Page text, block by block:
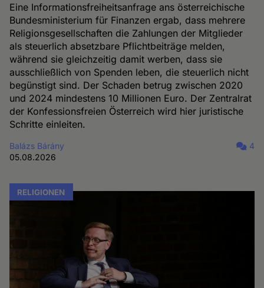
Eine Informationsfreiheitsanfrage ans österreichische
Bundesministerium für Finanzen ergab, dass mehrere
Religionsgesellschaften die Zahlungen der Mitglieder
als steuerlich absetzbare Pflichtbeiträge melden,
während sie gleichzeitig damit werben, dass sie
ausschließlich von Spenden leben, die steuerlich nicht
begünstigt sind. Der Schaden betrug zwischen 2020
und 2024 mindestens 10 Millionen Euro. Der Zentralrat
der Konfessionsfreien Österreich wird hier juristische
Schritte einleiten.
Balázs Bárány
05.08.2026
4
RELIGIONEN